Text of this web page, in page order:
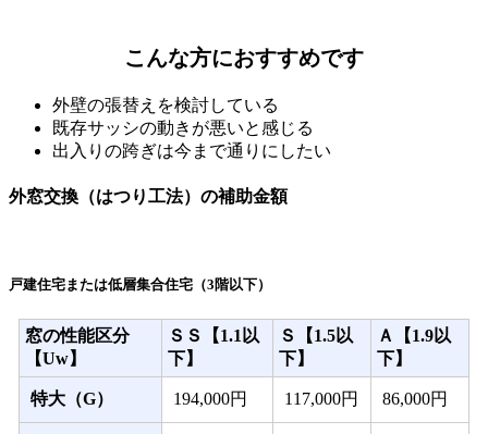
こんな方におすすめです
外壁の張替えを検討している
既存サッシの動きが悪いと感じる
出入りの跨ぎは今まで通りにしたい
外窓交換（はつり工法）の補助金額
戸建住宅または低層集合住宅（3階以下）
窓の性能区分
【Uw】
ＳＳ【1.1以
下】
Ｓ【1.5以
下】
Ａ【1.9以
下】
特大（G） 194,000円 117,000円 86,000円